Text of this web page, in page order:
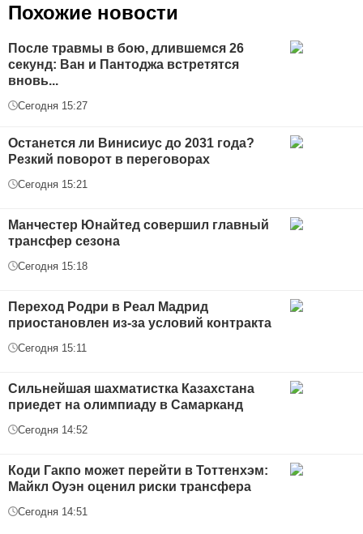
Похожие новости
После травмы в бою, длившемся 26
секунд: Ван и Пантоджа встретятся
вновь...
Сегодня 15:27
Останется ли Винисиус до 2031 года?
Резкий поворот в переговорах
Сегодня 15:21
Манчестер Юнайтед совершил главный
трансфер сезона
Сегодня 15:18
Переход Родри в Реал Мадрид
приостановлен из-за условий контракта
Сегодня 15:11
Сильнейшая шахматистка Казахстана
приедет на олимпиаду в Самарканд
Сегодня 14:52
Коди Гакпо может перейти в Тоттенхэм:
Майкл Оуэн оценил риски трансфера
Сегодня 14:51